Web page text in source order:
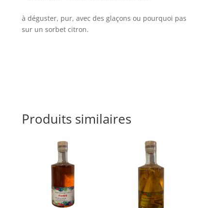
à déguster, pur, avec des glaçons ou pourquoi pas
sur un sorbet citron.
Produits similaires